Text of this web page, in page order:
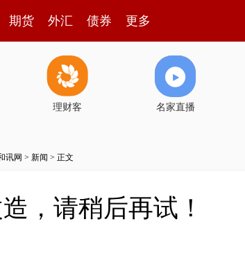
期货 外汇 债券 更多
理财客 名家直播
讯网 > 新闻 > 正文
，请稍后再试！